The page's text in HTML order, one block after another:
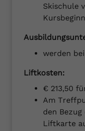
Skischule
werden
Liftkosten:
€ 213,50
Am
den
Liftkarte